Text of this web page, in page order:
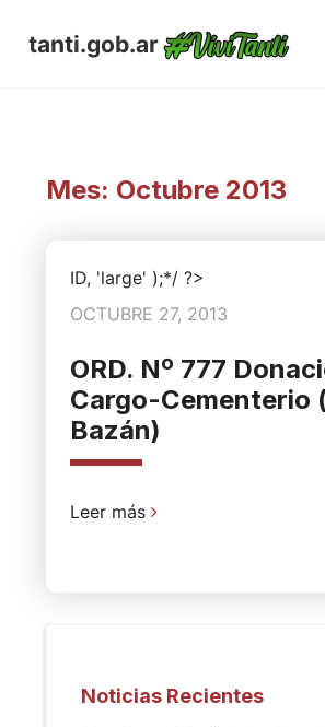
tanti.gob.ar
Mes: Octubre 2013
ID, 'large' );*/ ?>
OCTUBRE 27, 2013
ORD. Nº 777
Cargo-Cementerio
Bazán)
Leer más
Noticias Recientes